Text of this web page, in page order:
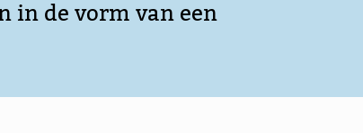
in de vorm van een